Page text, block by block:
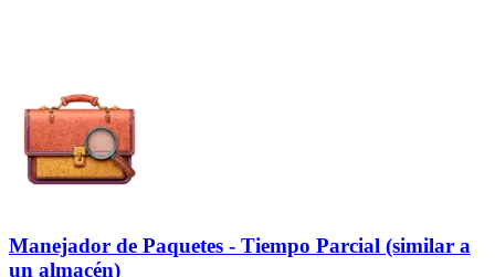
Manejador de Paquetes - Tiempo Parcial (similar a
un almacén)